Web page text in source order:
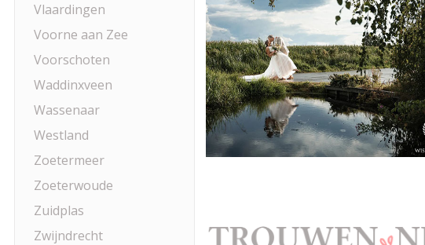
Vlaardingen
Voorne aan Zee
Voorschoten
Waddinxveen
Wassenaar
Westland
Zoetermeer
Zoeterwoude
Zuidplas
Zwijndrecht